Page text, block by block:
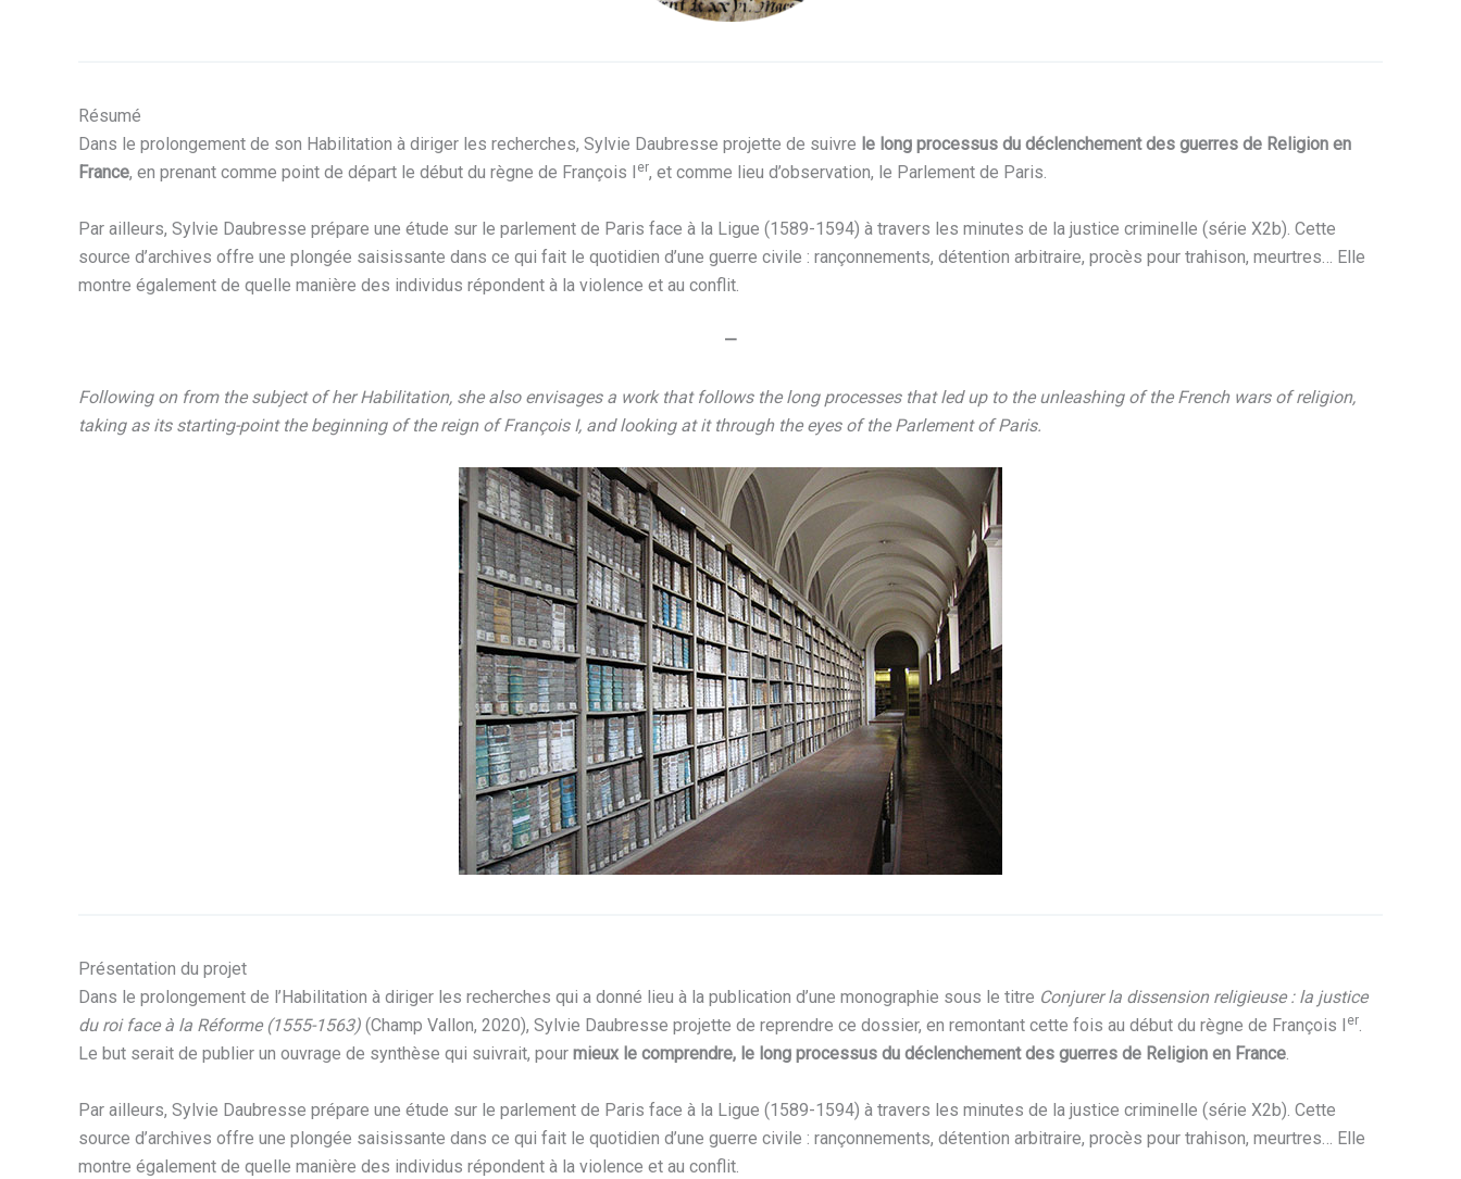
Résumé
Dans le prolongement de son Habilitation à diriger les recherches, Sylvie Daubresse projette de suivre le long processus du déclenchement des guerres de Religion en
France, en prenant comme point de départ le début du règne de François I er, et comme lieu d’observation, le Parlement de Paris.
Par ailleurs, Sylvie Daubresse prépare une étude sur le parlement de Paris face à la Ligue (1589-1594) à travers les minutes de la justice criminelle (série X2b). Cette
source d’archives offre une plongée saisissante dans ce qui fait le quotidien d’une guerre civile : rançonnements, détention arbitraire, procès pour trahison, meurtres… Elle
montre également de quelle manière des individus répondent à la violence et au conflit.
—
Following on from the subject of her Habilitation, she also envisages a work that follows the long processes that led up to the unleashing of the French wars of religion,
taking as its starting-point the beginning of the reign of François I, and looking at it through the eyes of the Parlement of Paris.
Présentation du projet
Dans le prolongement de l’Habilitation à diriger les recherches qui a donné lieu à la publication d’une monographie sous le titre Conjurer la dissension religieuse : la justice
du roi face à la Réforme (1555-1563) (Champ Vallon, 2020), Sylvie Daubresse projette de reprendre ce dossier, en remontant cette fois au début du règne de François I er.
Le but serait de publier un ouvrage de synthèse qui suivrait, pour mieux le comprendre, le long processus du déclenchement des guerres de Religion en France.
Par ailleurs, Sylvie Daubresse prépare une étude sur le parlement de Paris face à la Ligue (1589-1594) à travers les minutes de la justice criminelle (série X2b). Cette
source d’archives offre une plongée saisissante dans ce qui fait le quotidien d’une guerre civile : rançonnements, détention arbitraire, procès pour trahison, meurtres… Elle
montre également de quelle manière des individus répondent à la violence et au conflit.